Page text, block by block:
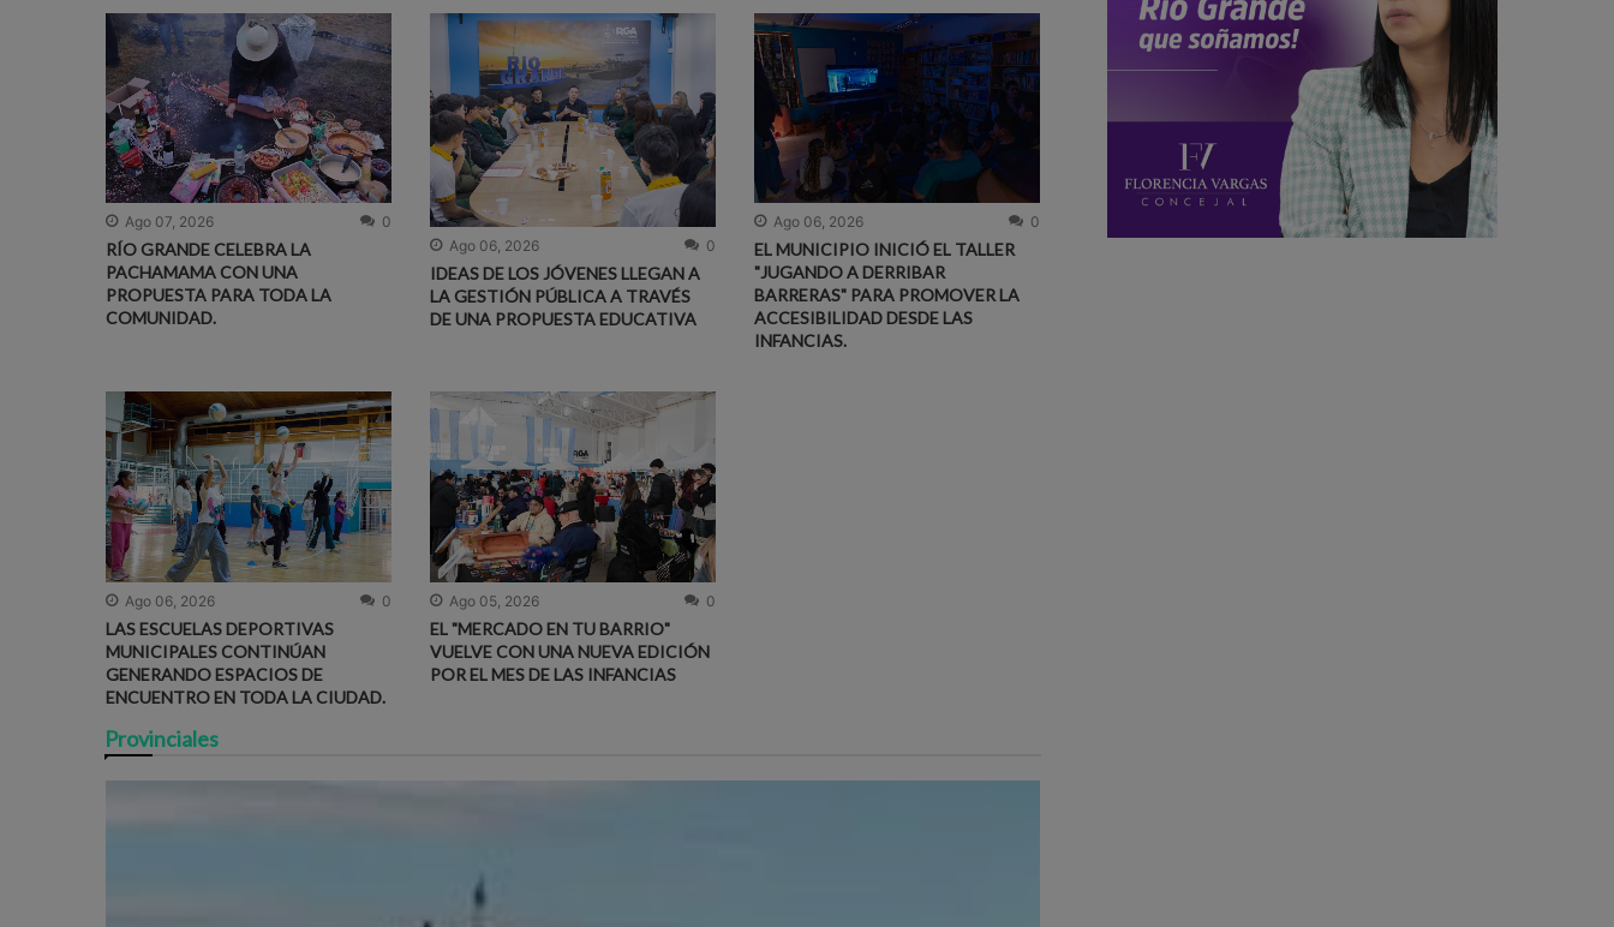
Ago 07, 2026 0
RÍO GRANDE CELEBRA LA
PACHAMAMA CON UNA
PROPUESTA PARA TODA LA
COMUNIDAD.
Ago 06, 2026 0
IDEAS DE LOS JÓVENES LLEGAN A
LA GESTIÓN PÚBLICA A TRAVÉS
DE UNA PROPUESTA EDUCATIVA
Ago 06, 2026 0
EL MUNICIPIO INICIÓ EL TALLER
"JUGANDO A DERRIBAR
BARRERAS" PARA PROMOVER LA
ACCESIBILIDAD DESDE LAS
INFANCIAS.
Ago 06, 2026 0
LAS ESCUELAS DEPORTIVAS
MUNICIPALES CONTINÚAN
GENERANDO ESPACIOS DE
ENCUENTRO EN TODA LA CIUDAD.
Ago 05, 2026 0
EL "MERCADO EN TU BARRIO"
VUELVE CON UNA NUEVA EDICIÓN
POR EL MES DE LAS INFANCIAS
Provinciales